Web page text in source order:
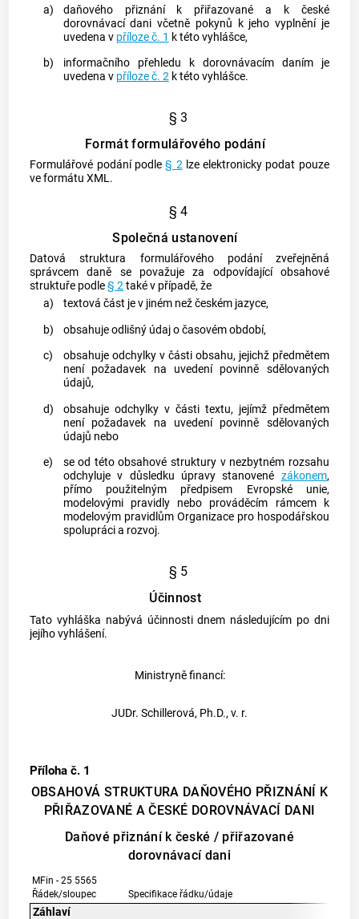
a)
daňového přiznání k přiřazované a k české
dorovnávací dani včetně pokynů k jeho vyplnění je
uvedena v příloze č. 1 k této vyhlášce,
b)
informačního přehledu k dorovnávacím daním je
uvedena v příloze č. 2k této vyhlášce.
§ 3
Formát formulářového podání
Formulářové podání podle§ 2lze elektronicky podat pouze
ve formátu XML.
§ 4
Společná ustanovení
Datová struktura formulářového podání zveřejněná
správcem daně se považuje za odpovídající obsahové
struktuře podle§ 2také v případě, že
a)
textová část je v jiném než českém jazyce,
b)
obsahuje odlišný údaj o časovém období,
c)
obsahuje odchylky v části obsahu, jejichž předmětem
není požadavek na uvedení povinně sdělovaných
údajů,
d)
obsahuje odchylky v části textu, jejímž předmětem
není požadavek na uvedení povinně sdělovaných
údajů nebo
e)
se od této obsahové struktury v nezbytném rozsahu
odchyluje v důsledku úpravy stanovené zákonem,
přímo použitelným předpisem Evropské unie,
modelovými pravidly nebo prováděcím rámcem k
modelovým pravidlům Organizace pro hospodářskou
spolupráci a rozvoj.
§ 5
Účinnost
Tato vyhláška nabývá účinnosti dnem následujícím po dni
jejího vyhlášení.
Ministryně financí:
JUDr. Schillerová, Ph.D., v. r.
Příloha č. 1
OBSAHOVÁ STRUKTURA DAŇOVÉHO PŘIZNÁNÍ K
PŘIŘAZOVANÉ A ČESKÉ DOROVNÁVACÍ DANI
Daňové přiznání k české / přiřazované
dorovnávací dani
MFin - 25 5565
Řádek/sloupec
Specifikace řádku/údaje
Záhlaví